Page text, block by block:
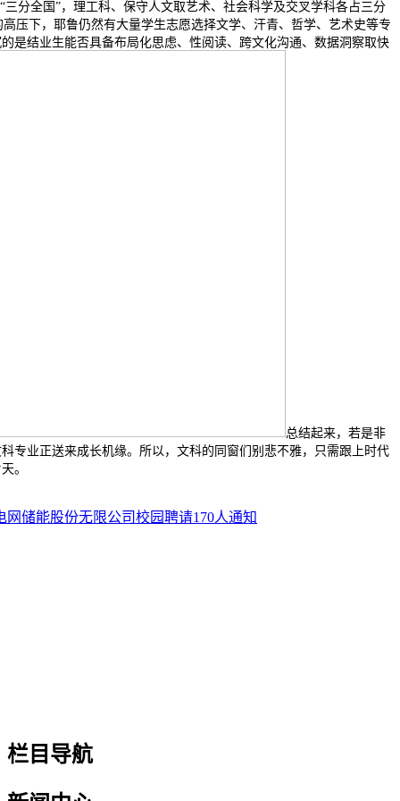
分全国”，理工科、保守人文取艺术、社会科学及交叉学科各占三分
压下，耶鲁仍然有大量学生志愿选择文学、汗青、哲学、艺术史等专
是结业生能否具备布局化思虑、性阅读、跨文化沟通、数据洞察取快
总结起来，若是非
专业正送来成长机缘。所以，文科的同窗们别悲不雅，只需跟上时代
。
网储能股份无限公司校园聘请170人通知
栏目导航